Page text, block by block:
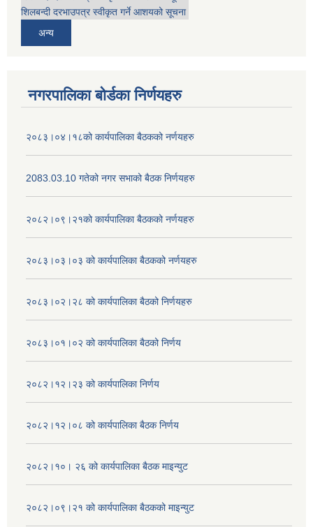
शिलबन्दी दरभाउपत्र स्वीकृत गर्ने आशयको सूचना
अन्य
नगरपालिका बोर्डका निर्णयहरु
२०८३।०४।१८को कार्यपालिका बैठकको नर्णयहरु
2083.03.10 गतेको नगर सभाको बैठक निर्णयहरु
२०८२।०९।२१को कार्यपालिका बैठकको नर्णयहरु
२०८३।०३।०३ को कार्यपालिका बैठकको नर्णयहरु
२०८३।०२।२८ को कार्यपालिका बैठको निर्णयहरु
२०८३।०१।०२ को कार्यपालिका बैठको निर्णय
२०८२।१२।२३ को कार्यपालिका निर्णय
२०८२।१२।०८ को कार्यपालिका बैठक निर्णय
२०८२।१०। २६ को कार्यपालिका बैठक माइन्युट
२०८२।०९।२१ को कार्यपालिका बैठकको माइन्युट